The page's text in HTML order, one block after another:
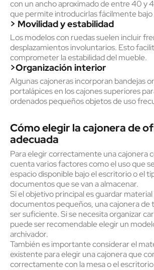
con un ancho aproximado de entre 40 y
que permite introducirlas fácilmente
> Movilidad y estabilidad
Los modelos con ruedas suelen incluir
desplazamientos involuntarios. Esto
comprometer la estabilidad del mueble.
>Organización interior
Algunas cajoneras incorporan bandejas
portalápices en los cajones superiores
ordenados pequeños objetos de uso
Cómo elegir la cajonera de
adecuada
Para elegir correctamente una cajonera
cuenta varios factores como el uso que
espacio disponible bajo el escritorio o el
documentos que se van a almacenar.
Si el objetivo principal es guardar
documentos pequeños, una cajonera de
ser suficiente. Si se necesita organizar
puede ser recomendable elegir un
archivador.
También es importante considerar el
existente para elegir una cajonera que
correctamente con la mesa o el